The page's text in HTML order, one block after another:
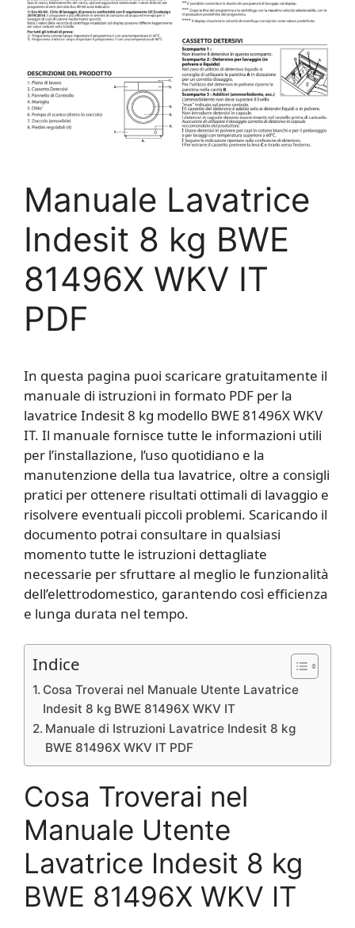
Manuale Lavatrice
Indesit 8 kg BWE
81496X WKV IT
PDF
In questa pagina puoi scaricare gratuitamente il
manuale di istruzioni in formato PDF per la
lavatrice Indesit 8 kg modello BWE 81496X WKV
IT. Il manuale fornisce tutte le informazioni utili
per l’installazione, l’uso quotidiano e la
manutenzione della tua lavatrice, oltre a consigli
pratici per ottenere risultati ottimali di lavaggio e
risolvere eventuali piccoli problemi. Scaricando il
documento potrai consultare in qualsiasi
momento tutte le istruzioni dettagliate
necessarie per sfruttare al meglio le funzionalità
dell’elettrodomestico, garantendo così efficienza
e lunga durata nel tempo.
Indice
Cosa Troverai nel Manuale Utente Lavatrice
Indesit 8 kg BWE 81496X WKV IT
Manuale di Istruzioni Lavatrice Indesit 8 kg
BWE 81496X WKV IT PDF
Cosa Troverai nel
Manuale Utente
Lavatrice Indesit 8 kg
BWE 81496X WKV IT